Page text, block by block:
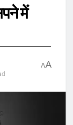
में
AA